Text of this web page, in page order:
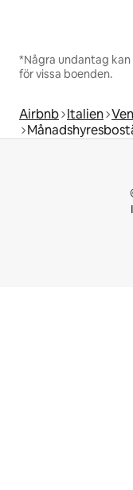
*Några undantag
för vissa boenden.
Airbnb Italien